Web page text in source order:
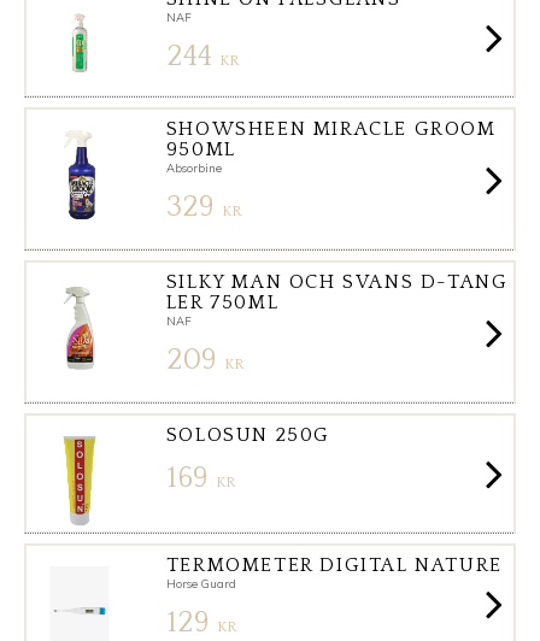
NAF
244 KR
SHOWSHEEN MIRACLE GROOM
950ML
Absorbine
329 KR
SILKY MAN OCH SVANS D-TANG
LER 750ML
NAF
209 KR
SOLOSUN 250G
169 KR
TERMOMETER DIGITAL NATURE
Horse Guard
129 KR